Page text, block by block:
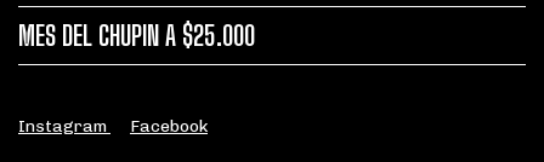
MES DEL CHUPIN A $25.000
Instagram Facebook